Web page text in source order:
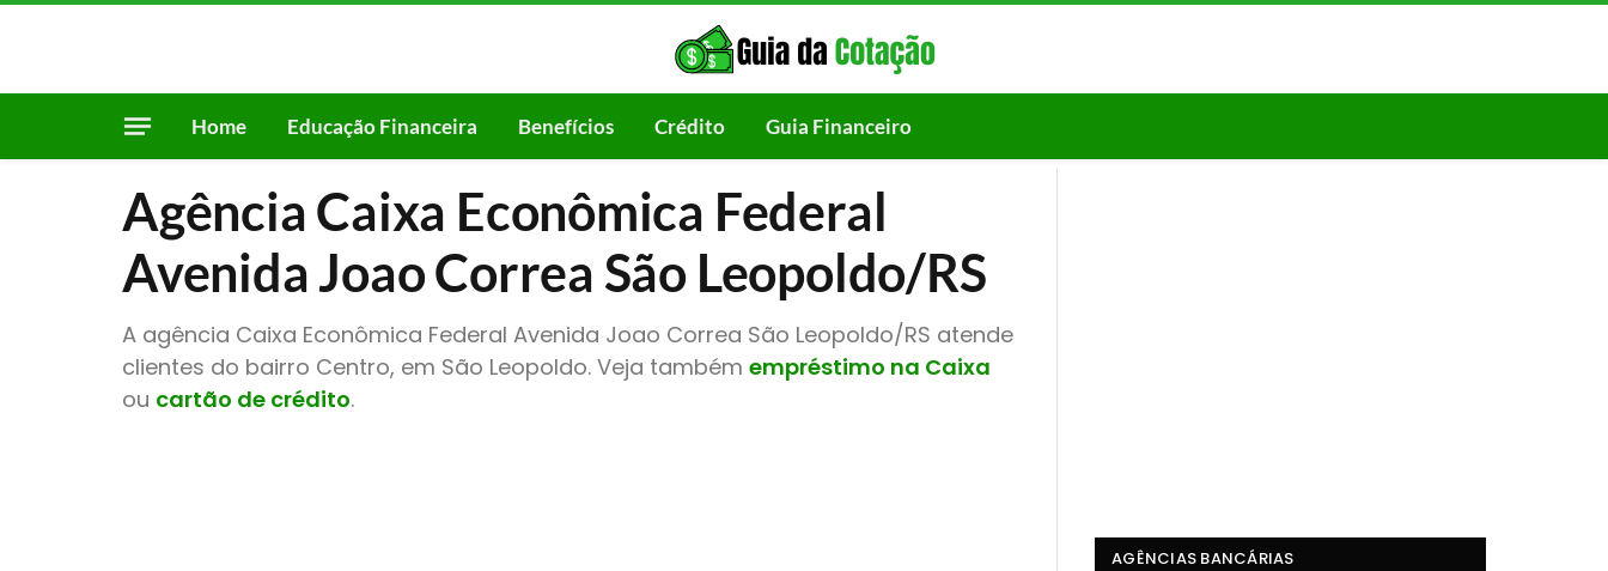
Home Educação Financeira Benefícios Crédito Guia Financeiro
Agência Caixa Econômica Federal
Avenida Joao Correa São Leopoldo/RS
A agência Caixa Econômica Federal Avenida Joao Correa São Leopoldo/RS atende
clientes do bairro Centro, em São Leopoldo. Veja também empréstimo na Caixa
ou cartão de crédito.
AGÊNCIAS BANCÁRIAS